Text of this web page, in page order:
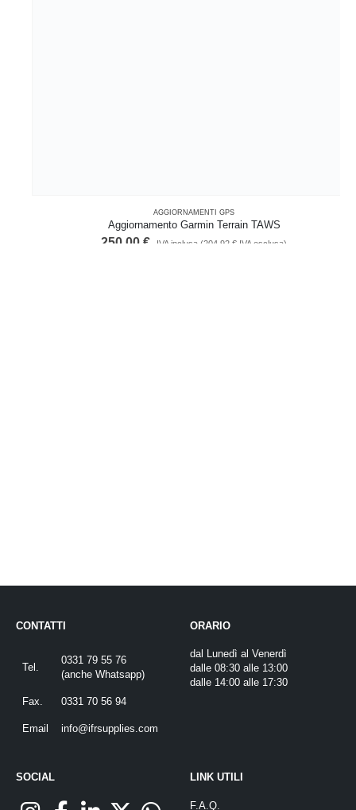
AGGIORNAMENTI GPS
Aggiornamento Garmin Terrain TAWS
250,00€ IVA inclusa (204,92€IVA esclusa)
CONTATTI
Tel.
0331 79 55 76
(anche Whatsapp)
Fax. 0331 70 56 94
Email info@ifrsupplies.com
ORARIO
dal Lunedì al Venerdì
dalle 08:30 alle 13:00
dalle 14:00 alle 17:30
SOCIAL LINK UTILI
F.A.Q.